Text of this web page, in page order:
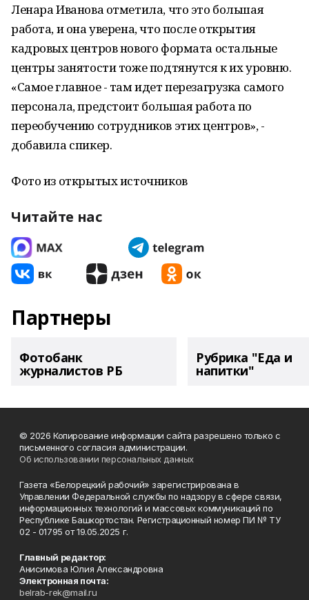
Ленара Иванова отметила, что это большая
работа, и она уверена, что после открытия
кадровых центров нового формата остальные
центры занятости тоже подтянутся к их уровню.
«Самое главное - там идет перезагрузка самого
персонала, предстоит большая работа по
переобучению сотрудников этих центров», -
добавила спикер.
Фото из открытых источников
Читайте нас
Партнеры
Фотобанк
журналистов РБ
Рубрика "Еда и
напитки"
© 2026 Копирование информации сайта разрешено только с
письменного согласия администрации.
Об использовании персональных данных
Газета «Белорецкий рабочий» зарегистрирована в
Управлении Федеральной службы по надзору в сфере связи,
информационных технологий и массовых коммуникаций по
Республике Башкортостан. Регистрационный номер ПИ № ТУ
02 - 01795 от 19.05.2025 г.
Главный редактор:
Анисимова Юлия Александровна
Электронная почта:
belrab-rek@mail.ru